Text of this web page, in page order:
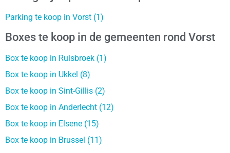
Parking te koop in Vorst (1)
Boxes te koop in de gemeenten rond Vorst
Box te koop in Ruisbroek (1)
Box te koop in Ukkel (8)
Box te koop in Sint-Gillis (2)
Box te koop in Anderlecht (12)
Box te koop in Elsene (15)
Box te koop in Brussel (11)